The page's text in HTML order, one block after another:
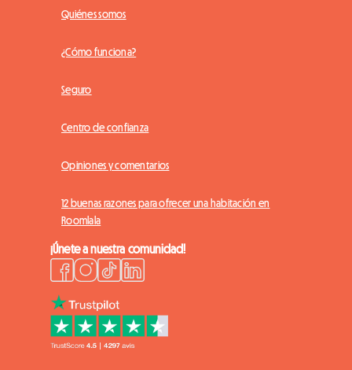
Quiénes somos
¿Cómo funciona?
Seguro
Centro de confianza
Opiniones y comentarios
12 buenas razones para ofrecer una habitación en
Roomlala
¡Únete a nuestra comunidad!